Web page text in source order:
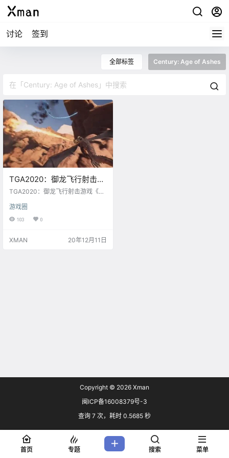
讨论 签到
全部标签 Century: Age of Ashes
TGA2020：御龙飞行射击
《Century: Age of Ashes》
TGA2020：御龙飞行射击游戏《Ce
21年2月登陆 PC
游戏圈
103 0
XMAN 20年12月11日
Copyright © 2026 Xman
闽ICP备16008379号-3
查询 7 次，耗时 0.5685 秒
首页 专题 搜索 菜单